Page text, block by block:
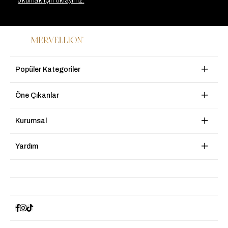
Popüler Kategoriler
Öne Çıkanlar
Kurumsal
Yardım